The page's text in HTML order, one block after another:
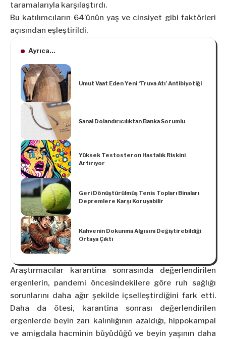
taramalarıyla karşılaştırdı.
Bu katılımcıların 64’ünün yaş ve cinsiyet gibi faktörleri
açısından eşleştirildi.
Ayrıca...
Umut Vaat Eden Yeni ‘Truva Atı’ Antibiyotiği
Sanal Dolandırıcılıktan Banka Sorumlu
Yüksek Testosteron Hastalık Riskini
Artırıyor
Geri Dönüştürülmüş Tenis Topları Binaları
Depremlere Karşı Koruyabilir
Kahvenin Dokunma Algısını Değiştirebildiği
Ortaya Çıktı
Araştırmacılar karantina sonrasında değerlendirilen
ergenlerin, pandemi öncesindekilere göre ruh sağlığı
sorunlarını daha ağır şekilde içselleştirdiğini fark etti.
Daha da ötesi, karantina sonrası değerlendirilen
ergenlerde beyin zarı kalınlığının azaldığı, hippokampal
ve amigdala hacminin büyüdüğü ve beyin yaşının daha